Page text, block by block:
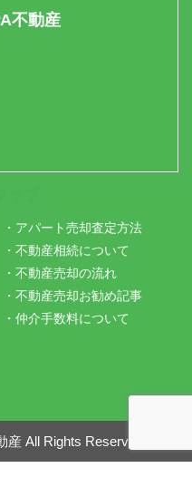
不動産
・アパート売却査定方法
・不動産相続について
・不動産売却の流れ
・不動産売却お勧め記事
・仲介手数料について
産 All Rights Reserved.